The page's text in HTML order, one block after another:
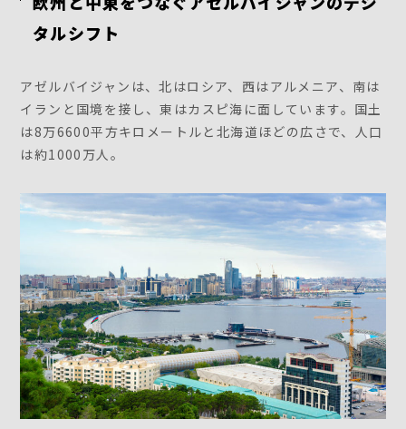
タルシフト
アゼルバイジャンは、北はロシア、西はアルメニア、南は
イランと国境を接し、東はカスピ海に面しています。国土
は8万6600平方キロメートルと北海道ほどの広さで、人口
は約1000万人。